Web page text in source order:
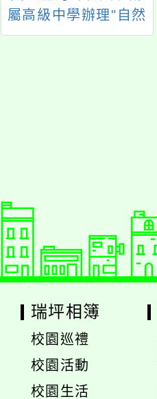
屬高級中學辦理"自然
科學探究與實作教材
瑞坪相簿
校園巡禮
校園活動
校園生活